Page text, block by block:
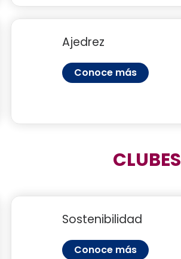
Ajedrez
Conoce más
CLUBES
Sostenibilidad
Conoce más